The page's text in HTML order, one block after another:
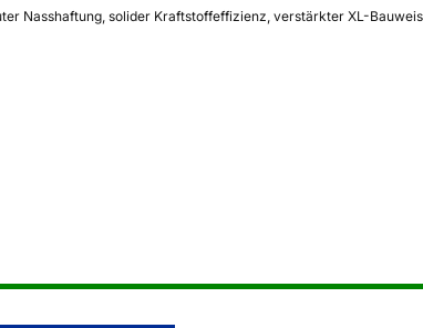
Nasshaftung, solider Kraftstoffeffizienz, verstärkter XL-